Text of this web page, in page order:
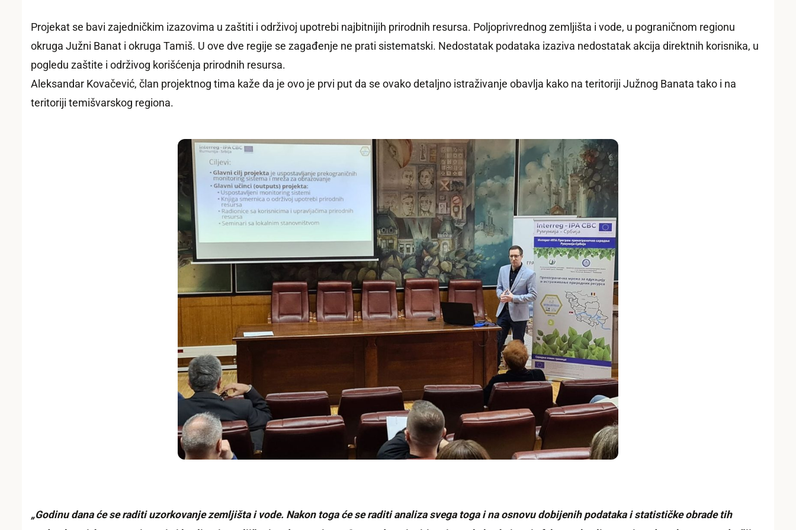
Projekat se bavi zajedničkim izazovima u zaštiti i održivoj upotrebi najbitnijih prirodnih resursa. Poljoprivrednog zemljišta i vode, u pograničnom regionu
okruga Južni Banat i okruga Tamiš. U ove dve regije se zagađenje ne prati sistematski. Nedostatak podataka izaziva nedostatak akcija direktnih korisnika, u
pogledu zaštite i održivog korišćenja prirodnih resursa.
Aleksandar Kovačević, član projektnog tima kaže da je ovo je prvi put da se ovako detaljno istraživanje obavlja kako na teritoriji Južnog Banata tako i na
teritoriji temišvarskog regiona.
„Godinu dana će se raditi uzorkovanje zemljišta i vode. Nakon toga će se raditi analiza svega toga i na osnovu dobijenih podataka i statističke obrade tih